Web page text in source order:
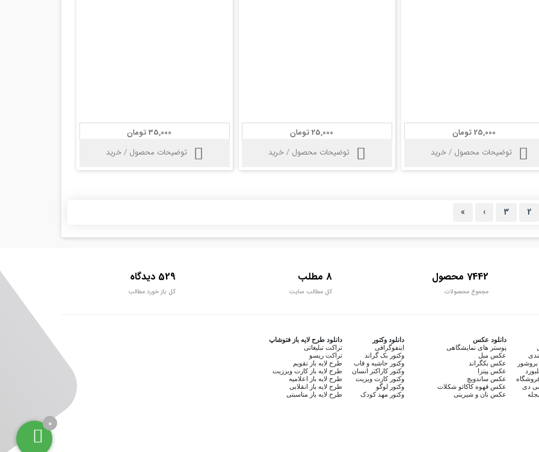
25,000 تومان
توضیحات محصول / خرید
25,000 تومان
توضیحات محصول / خرید
35,000 تومان
توضیحات محصول / خرید
2
3
›
»
7442 محصول
مجموع محصولات
8 مطلب
کل مطالب سایت
529 دیدگاه
کل باز خورد مطالب
دی
دانلود عکس
پوستر های نمایشگاهی
عکس مبل
عکس بکگراند
عکس پیتزا
عکس ساندویچ
عکس قهوه کاکائو شکلات
عکس نان و شیرینی
دانلود وکتور
اینفوگرافی
وکتور بک گراند
وکتور حاشیه و قاب
وکتور کاراکتر انسان
وکتور کارت ویزیت
وکتور لوگو
وکتور مهد کودک
دانلود طرح لایه باز فتوشاپ
تراکت تبلیغاتی
تراکت ریسو
طرح لایه باز تقویم
طرح لایه باز کارت ویززیت
طرح لایه باز اعلامیه
طرح لایه باز انقلابی
طرح لایه باز مناسبتی
0